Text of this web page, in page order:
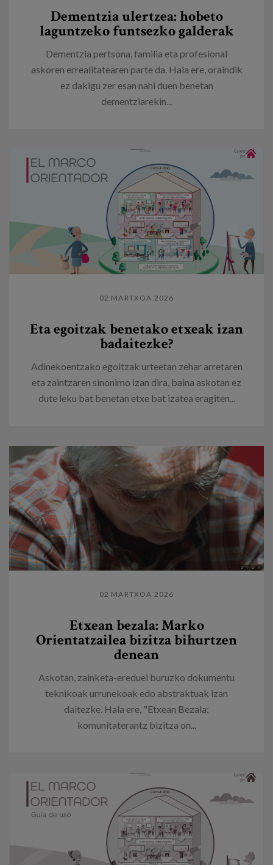
Dementzia ulertzea: hobeto
laguntzeko funtsezko galderak
Dementzia pertsona, familia eta profesional
askoren errealitatearen parte da. Hala ere, oraindik
ez dakigu zer esan nahi duen benetan
dementziarekin...
02 MARTXOA 2026
Eta egoitzak benetako etxeak izan
badaitezke?
Adinekoentzako egoitzak urteetan zehar arretaren
eta zaintzaren sinonimo izan dira, baina askotan ez
dute leku bat benetan etxe bat izatea eragiten...
02 MARTXOA 2026
Etxean bezala: Marko
Orientatzailea bizitza bihurtzen
denean
Askotan, zainketa-ereduei buruzko dokumentu
teknikoak urrunekoak edo abstraktuak izan
daitezke. Hala ere, "Etxean Bezala:
komunitaterantz bizitza on...